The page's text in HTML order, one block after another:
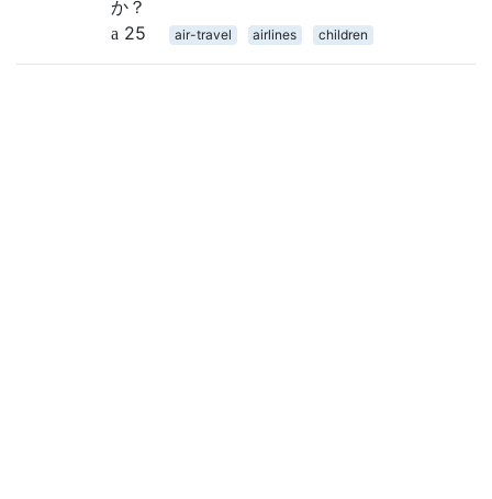
か？
25
air-travel airlines children